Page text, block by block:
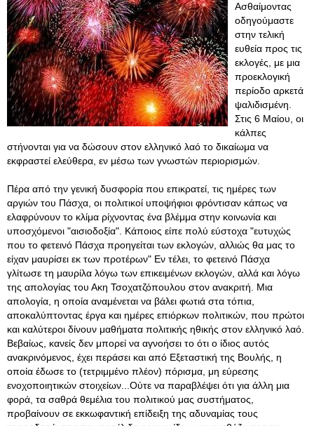
Ασθαίμοντας
οδηγούμαστε
στην τελική
ευθεία προς τις
εκλογές, με μια
προεκλογική
περίοδο αρκετά
ψαλιδισμένη.
Στις 6 Μαίου, οι
κάλπες
στήνονται για να δώσουν στον ελληνικό λαό το δικαίωμα να
εκφραστεί ελεύθερα, εν μέσω των γνωστών περιορισμών.
Πέρα από την γενική δυσφορία που επικρατεί, τις ημέρες των
αργιών του Πάσχα, οι πολιτικοί υποψήφιοι φρόντισαν κάπως να
ελαφρύνουν το κλίμα ρίχνοντας ένα βλέμμα στην κοινωνία και
υποσχόμενοι "αισιοδοξία". Κάποιος είπε πολύ εύστοχα "ευτυχώς
που το φετεινό Πάσχα προηγείται των εκλογών, αλλιώς θα μας το
είχαν μαυρίσει εκ των προτέρων" Εν τέλει, το φετεινό Πάσχα
γλίτωσε τη μαυρίλα λόγω των επικειμένων εκλογών, αλλά και λόγω
της απολογίας του Ακη Τσοχατζόπουλου στον ανακριτή. Μια
απολογία, η οποία αναμένεται να βάλει φωτιά στα τόπια,
αποκαλύπτοντας έργα και ημέρες επιόρκων πολιτικών, που πρώτοι
και καλύτεροι δίνουν μαθήματα πολιτικής ηθικής στον ελληνικό λαό
Βεβαίως, κανείς δεν μπορεί να αγνοήσει το ότι ο ίδιος αυτός
ανακρινόμενος, έχει περάσει και από Εξεταστική της Βουλής, η
οποία έδωσε το (τετριμμένο πλέον) πόρισμα, μη εύρεσης
ενοχοποιητικών στοιχείων...Ούτε να παραβλέψει ότι για άλλη μια
φορά, τα σαθρά θεμέλια του πολιτικού μας συστήματος,
προβαίνουν σε εκκωφαντική επίδειξη της αδυναμίας τους